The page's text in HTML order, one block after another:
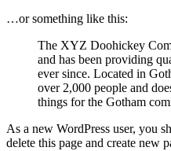
…or something like this:
The XYZ Doohickey
and has been providing
ever since. Located in
over 2,000 people and
things for the Gotham
As a new WordPress user, you
delete this page and create new